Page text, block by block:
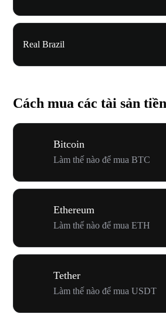
Real Brazil
Cách mua các tài sản
Bitcoin
Làm thế nào để mua BTC
Ethereum
Làm thế nào để mua ETH
Tether
Làm thế nào để mua USDT